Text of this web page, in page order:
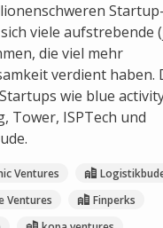
viele aufstrebende
die viel mehr
verdient haben.
wie blue
Tower, ISPTech und
Ventures
Ventures
Finperks